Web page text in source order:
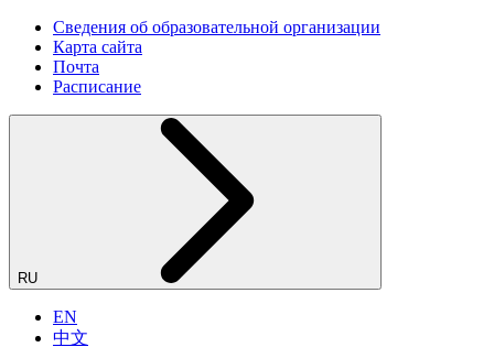
Сведения об образовательной организации
Карта сайта
Почта
Расписание
RU
EN
中文